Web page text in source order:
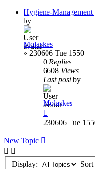
Hygiene-Management
by
Molaskes
» 230606 Tue 1550
0 Replies
6608 Views
Last postby
Molaskes
230606 Tue
New Topic
Display: Sort